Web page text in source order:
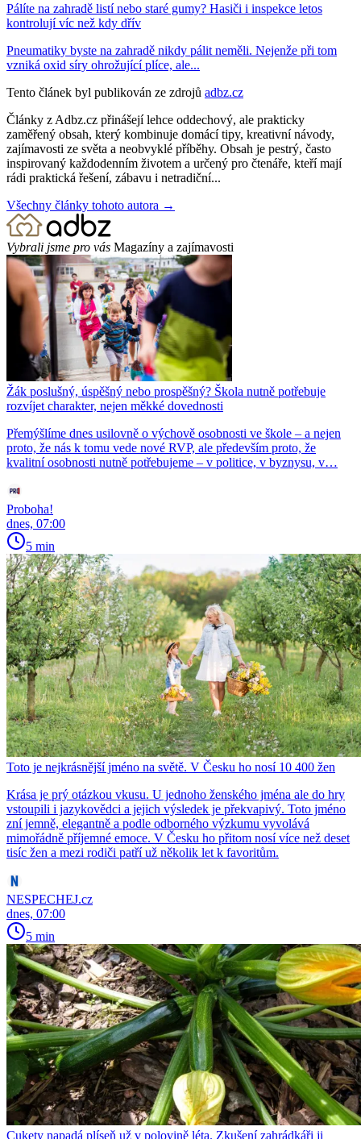
Pálíte na zahradě listí nebo staré gumy? Hasiči i inspekce letos
kontrolují víc než kdy dřív
Pneumatiky byste na zahradě nikdy pálit neměli. Nejenže při tom
vzniká oxid síry ohrožující plíce, ale...
Tento článek byl publikován ze zdrojů adbz.cz
Články z Adbz.cz přinášejí lehce oddechový, ale prakticky
zaměřený obsah, který kombinuje domácí tipy, kreativní návody,
zajímavosti ze světa a neobvyklé příběhy. Obsah je pestrý, často
inspirovaný každodenním životem a určený pro čtenáře, kteří mají
rádi praktická řešení, zábavu i netradiční...
Všechny články tohoto autora →
Vybrali jsme pro vás Magazíny a zajímavosti
Žák poslušný, úspěšný nebo prospěšný? Škola nutně potřebuje
rozvíjet charakter, nejen měkké dovednosti
Přemýšlíme dnes usilovně o výchově osobnosti ve škole – a nejen
proto, že nás k tomu vede nové RVP, ale především proto, že
kvalitní osobnosti nutně potřebujeme – v politice, v byznysu, v…
Proboha!
dnes, 07:00
5 min
Toto je nejkrásnější jméno na světě. V Česku ho nosí 10 400 žen
Krása je prý otázkou vkusu. U jednoho ženského jména ale do hry
vstoupili i jazykovědci a jejich výsledek je překvapivý. Toto jméno
zní jemně, elegantně a podle odborného výzkumu vyvolává
mimořádně příjemné emoce. V Česku ho přitom nosí více než deset
tisíc žen a mezi rodiči patří už několik let k favoritům.
NESPECHEJ.cz
dnes, 07:00
5 min
Cukety napadá plíseň už v polovině léta. Zkušení zahrádkáři ji